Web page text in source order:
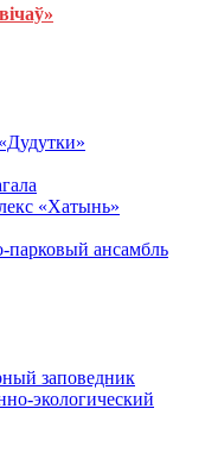
«Хатынь»
парковый ансамбль
заповедник
экологический